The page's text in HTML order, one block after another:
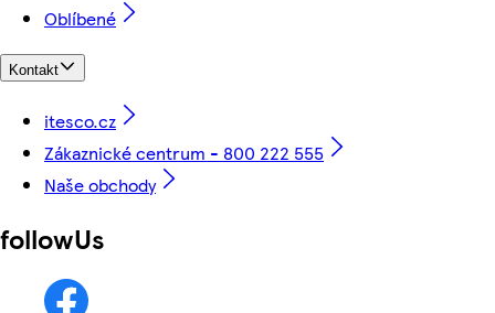
Oblíbené
Kontakt
itesco.cz
Zákaznické centrum - 800 222 555
Naše obchody
followUs